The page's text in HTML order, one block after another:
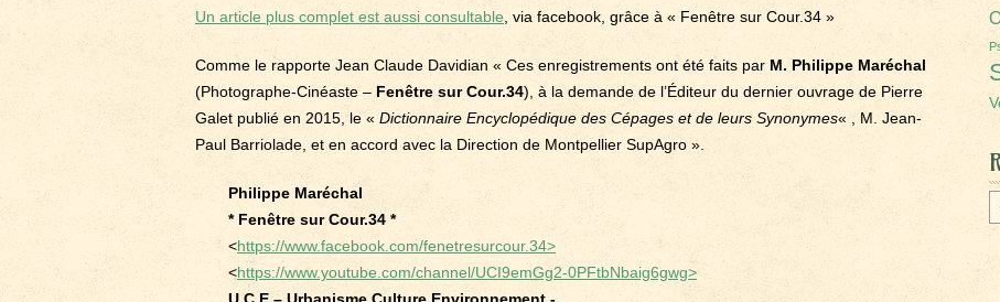
Un article plus complet est aussi consultable , via facebook, grâce à « Fenêtre sur Cour.34 »
Comme le rapporte Jean Claude Davidian « Ces enregistrements ont été faits par M. Philippe Maréchal
(Photographe-Cinéaste – Fenêtre sur Cour.34), à la demande de l’Éditeur du dernier ouvrage de Pierre
Galet publié en 2015, le « Dictionnaire Encyclopédique des Cépages et de leurs Synonymes« , M. Jean-
Paul Barriolade, et en accord avec la Direction de Montpellier SupAgro ».
Philippe Maréchal
* Fenêtre sur Cour.34 *
<https://www.facebook.com/fenetresurcour.34>
<https://www.youtube.com/channel/UCI9emGg2-0PFtbNbaig6gwg>